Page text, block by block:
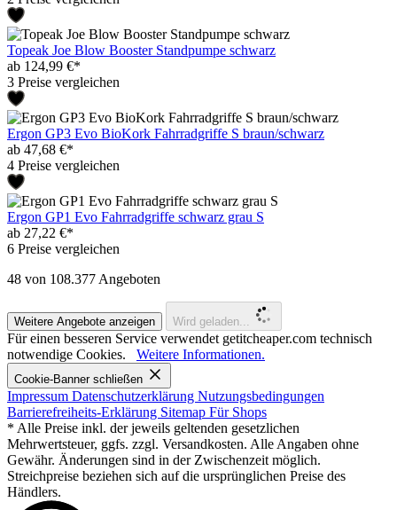
Topeak Joe Blow Booster Standpumpe schwarz
ab 124,99 €*
3 Preise vergleichen
Ergon GP3 Evo BioKork Fahrradgriffe S braun/schwarz
ab 47,68 €*
4 Preise vergleichen
Ergon GP1 Evo Fahrradgriffe schwarz grau S
ab 27,22 €*
6 Preise vergleichen
48 von 108.377 Angeboten
Weitere Angebote anzeigen Wird geladen...
Für einen besseren Service verwendet getitcheaper.com technisch
notwendige Cookies.
Weitere Informationen.
Cookie-Banner schließen
Impressum Datenschutzerklärung Nutzungsbedingungen
Barrierefreiheits-Erklärung Sitemap Für Shops
* Alle Preise inkl. der jeweils geltenden gesetzlichen
Mehrwertsteuer, ggfs. zzgl. Versandkosten. Alle Angaben ohne
Gewähr. Änderungen sind in der Zwischenzeit möglich.
Streichpreise beziehen sich auf die ursprünglichen Preise des
Händlers.